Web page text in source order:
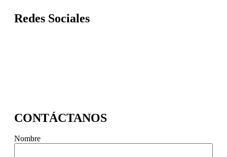
Redes Sociales
CONTÁCTANOS
Nombre